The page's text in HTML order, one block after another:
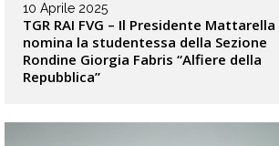
10 Aprile 2025
TGR RAI FVG – Il Presidente Mattarella
nomina la studentessa della Sezione
Rondine Giorgia Fabris “Alfiere della
Repubblica”